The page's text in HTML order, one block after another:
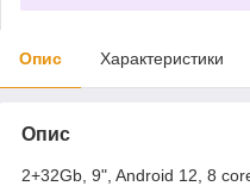
Опис Характеристики
Опис
2+32Gb, 9", Android 12, 8